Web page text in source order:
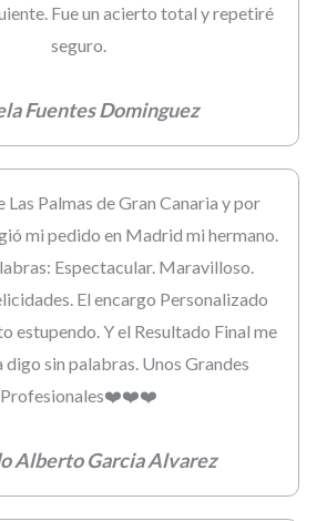
Fue un acierto total y repetiré
seguro.
Fuentes Dominguez
Las Palmas de Gran Canaria y por
mi pedido en Madrid mi hermano.
Espectacular. Maravilloso.
El encargo Personalizado
estupendo. Y el Resultado Final me
digo sin palabras. Unos Grandes
Profesionales❤️❤️❤️
Alberto Garcia Alvarez